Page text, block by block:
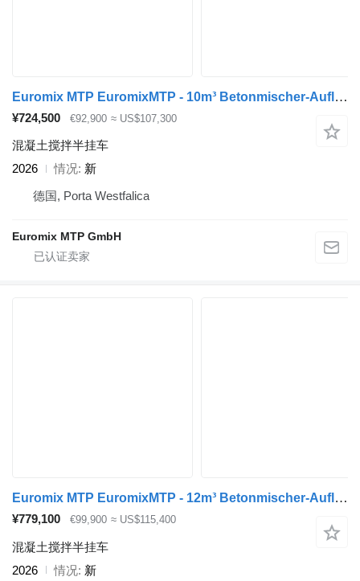
Euromix MTP EuromixMTP - 10m³ Betonmischer-Auflieger
¥724,500 €92,900 ≈ US$107,300
混凝土搅拌半挂车
2026
情况 新
德国, Porta Westfalica
Euromix MTP GmbH
Euromix MTP EuromixMTP - 12m³ Betonmischer-Auflieger
¥779,100 €99,900 ≈ US$115,400
混凝土搅拌半挂车
2026
情况 新